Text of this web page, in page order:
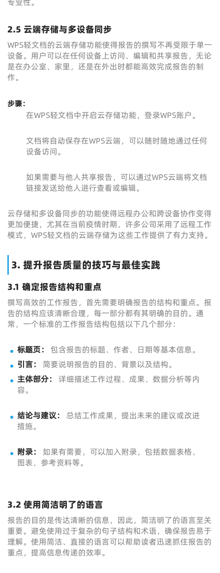
2.5 云端存储与多设备同步
WPS轻文档的云端存储功能使得报告的撰写不再受限于单一
设备。用户可以在任何设备上访问、编辑和共享报告，无论
是在办公室、家里，还是在外出时都能高效完成报告的制
作。
步骤：
在WPS轻文档中开启云存储功能，登录WPS账户。
文档将自动保存在WPS云端，可以随时随地通过任何
设备访问。
如果需要与他人共享报告，可以通过WPS云端将文档
链接发送给他人进行查看或编辑。
云存储和多设备同步的功能使得远程办公和跨设备协作变得
更加便捷，尤其在当前疫情时期，许多公司采用了远程工作
模式，WPS轻文档的云端存储为这些工作提供了有力支持。
3. 提升报告质量的技巧与最佳实践
3.1 确定报告结构和重点
撰写高效的工作报告，首先需要明确报告的结构和重点。报
告的结构应该清晰合理，每一部分都有其明确的目的。通
常，一个标准的工作报告结构包括以下几个部分：
标题页：
包含报告的标题、作者、日期等基本信息。
引言：
简要说明报告的目的、背景以及结构。
主体部分：
详细描述工作过程、成果、数据分析等内
容。
结论与建议：
总结工作成果，提出未来的建议或改进
措施。
附录：
如果有需要，可以加入附录，包括数据表格、
图表、参考资料等。
3.2 使用简洁明了的语言
报告的目的是传达清晰的信息，因此，简洁明了的语言至关
重要。避免使用过于复杂的句子结构和术语，确保报告易于
理解。使用简洁、直接的语言可以帮助读者迅速抓住报告的
重点，提高信息传递的效率。